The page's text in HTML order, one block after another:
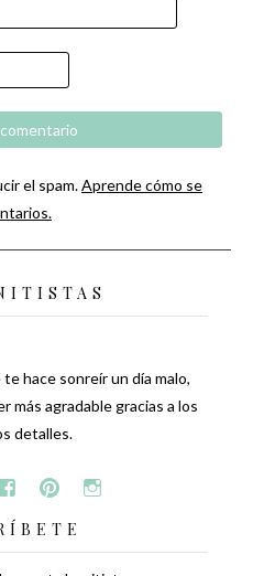
el spam.Aprende cómo se
hace sonreír un día malo,
más agradable gracias a los
detalles.